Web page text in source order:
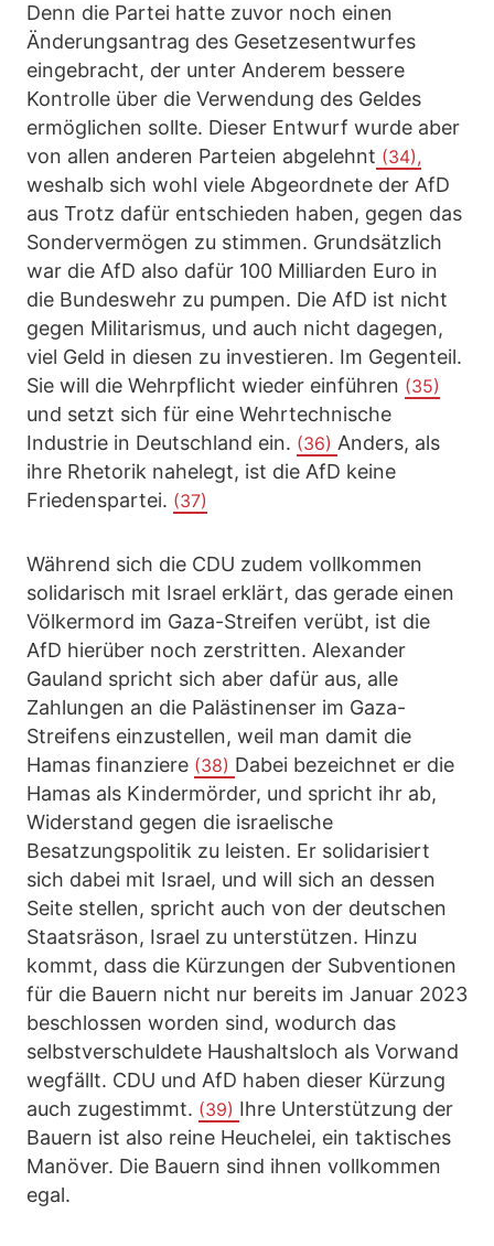
Denn die Partei hatte zuvor noch einen
Änderungsantrag des Gesetzesentwurfes
eingebracht, der unter Anderem bessere
Kontrolle über die Verwendung des Geldes
ermöglichen sollte. Dieser Entwurf wurde aber
von allen anderen Parteien abgelehnt (34),
weshalb sich wohl viele Abgeordnete der AfD
aus Trotz dafür entschieden haben, gegen das
Sondervermögen zu stimmen. Grundsätzlich
war die AfD also dafür 100 Milliarden Euro in
die Bundeswehr zu pumpen. Die AfD ist nicht
gegen Militarismus, und auch nicht dagegen,
viel Geld in diesen zu investieren. Im Gegenteil.
Sie will die Wehrpflicht wieder einführen (35)
und setzt sich für eine Wehrtechnische
Industrie in Deutschland ein. (36) Anders, als
ihre Rhetorik nahelegt, ist die AfD keine
Friedenspartei. (37)
Während sich die CDU zudem vollkommen
solidarisch mit Israel erklärt, das gerade einen
Völkermord im Gaza-Streifen verübt, ist die
AfD hierüber noch zerstritten. Alexander
Gauland spricht sich aber dafür aus, alle
Zahlungen an die Palästinenser im Gaza-
Streifens einzustellen, weil man damit die
Hamas finanziere (38) Dabei bezeichnet er die
Hamas als Kindermörder, und spricht ihr ab,
Widerstand gegen die israelische
Besatzungspolitik zu leisten. Er solidarisiert
sich dabei mit Israel, und will sich an dessen
Seite stellen, spricht auch von der deutschen
Staatsräson, Israel zu unterstützen. Hinzu
kommt, dass die Kürzungen der Subventionen
für die Bauern nicht nur bereits im Januar 2023
beschlossen worden sind, wodurch das
selbstverschuldete Haushaltsloch als Vorwand
wegfällt. CDU und AfD haben dieser Kürzung
auch zugestimmt. (39) Ihre Unterstützung der
Bauern ist also reine Heuchelei, ein taktisches
Manöver. Die Bauern sind ihnen vollkommen
egal.